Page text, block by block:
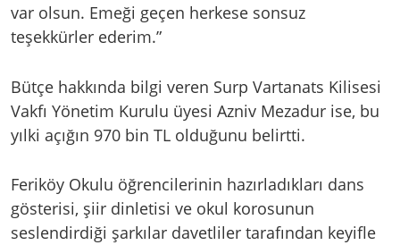
var olsun. Emeği geçen herkese sonsuz
teşekkürler ederim.”
Bütçe hakkında bilgi veren Surp Vartanats Kilisesi
Vakfı Yönetim Kurulu üyesi Azniv Mezadur ise, bu
yılki açığın 970 bin TL olduğunu belirtti.
Feriköy Okulu öğrencilerinin hazırladıkları dans
gösterisi, şiir dinletisi ve okul korosunun
seslendirdiği şarkılar davetliler tarafından keyifle